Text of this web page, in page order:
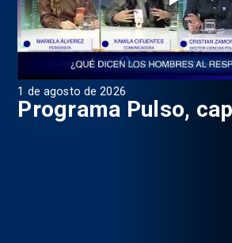
1 de agosto de 2026
Programa Pulso,